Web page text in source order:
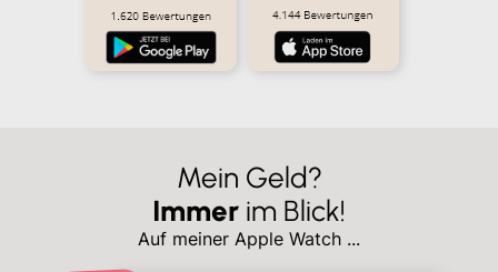
Mein Geld?
Immer im Blick!
Auf meiner Apple Watch ...